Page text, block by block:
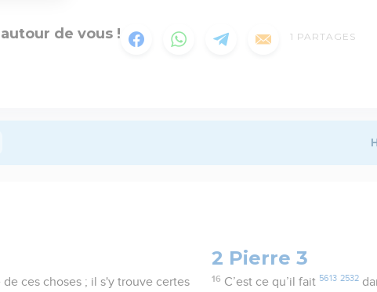
de vous ! 1 PARTAGES
ces choses ; il s'y trouve certes
2 Pierre 3
16 C’est ce qu’il fait 5613 2532